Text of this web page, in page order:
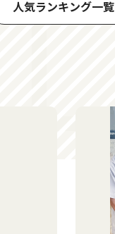
人気ランキング一覧